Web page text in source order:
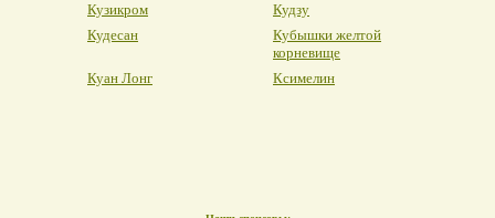
Кузикром
Кудзу
Кудесан
Кубышки желтой
корневище
Куан Лонг
Ксимелин